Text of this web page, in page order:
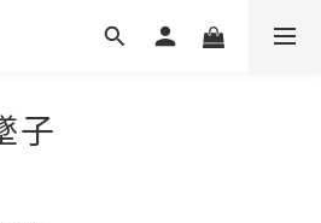
子